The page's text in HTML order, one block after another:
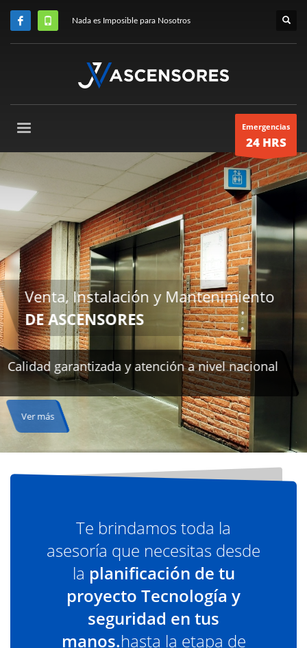
Nada es Imposible para Nosotros
Emergencias
24 HRS
Te brindamos toda la
asesoría que necesitas desde
la planificación de tu
proyecto Tecnología y
seguridad en tus
manos.hasta la etapa de